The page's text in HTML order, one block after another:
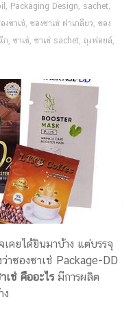
, Packaging Design, sachet,
งซาเช่,ซองซาเช่ ฝาเกลียว,ซอง
ก,ซาเช่,ซาเช่ sachet,ถุงฟอยล์,
คยได้ยินมาบ้าง แต่บรรจุ
ซองซาเช่ Package-DD
เช่ คืออะไรมีการผลิต
ง